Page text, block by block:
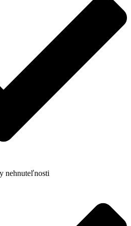
nehnuteľnosti